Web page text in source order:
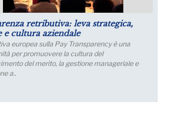
migliorano le aspettative sulla
delle grandi imprese industriali migliorano
un aumento della quota di imprese che
crescita della produzione; nei..